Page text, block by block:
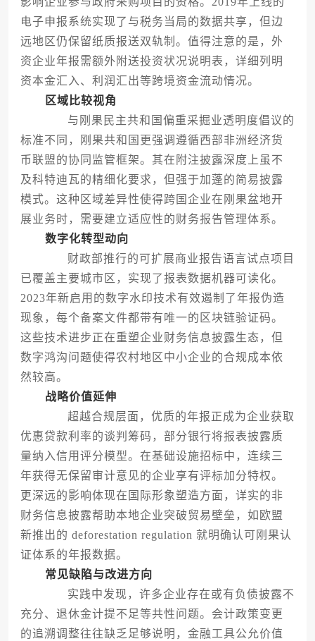
电子申报系统实现了与税务当局的数据共享，但边
远地区仍保留纸质报送双轨制。值得注意的是，外
资企业年报需额外附送投资状况说明表，详细列明
资本金汇入、利润汇出等跨境资金流动情况。
区域比较视角
与刚果民主共和国偏重采掘业透明度倡议的
标准不同，刚果共和国更强调遵循西部非洲经济货
币联盟的协同监管框架。其在附注披露深度上虽不
及科特迪瓦的精细化要求，但强于加蓬的简易披露
模式。这种区域差异性使得跨国企业在刚果盆地开
展业务时，需要建立适应性的财务报告管理体系。
数字化转型动向
财政部推行的可扩展商业报告语言试点项目
已覆盖主要城市区，实现了报表数据机器可读化。
2023年新启用的数字水印技术有效遏制了年报伪造
现象，每个备案文件都带有唯一的区块链验证码。
这些技术进步正在重塑企业财务信息披露生态，但
数字鸿沟问题使得农村地区中小企业的合规成本依
然较高。
战略价值延伸
超越合规层面，优质的年报正成为企业获取
优惠贷款利率的谈判筹码，部分银行将报表披露质
量纳入信用评分模型。在基础设施招标中，连续三
年获得无保留审计意见的企业享有评标加分特权。
更深远的影响体现在国际形象塑造方面，详实的非
财务信息披露帮助本地企业突破贸易壁垒，如欧盟
新推出的 deforestation regulation 就明确认可刚果认
证体系的年报数据。
常见缺陷与改进方向
实践中发现，许多企业存在或有负债披露不
充分、退休金计提不足等共性问题。会计政策变更
的追溯调整往往缺乏足够说明，金融工具公允价值